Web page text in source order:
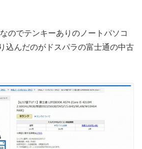
のでテンキーありのノートパソコ
込んだのがドスパラの富士通の中古